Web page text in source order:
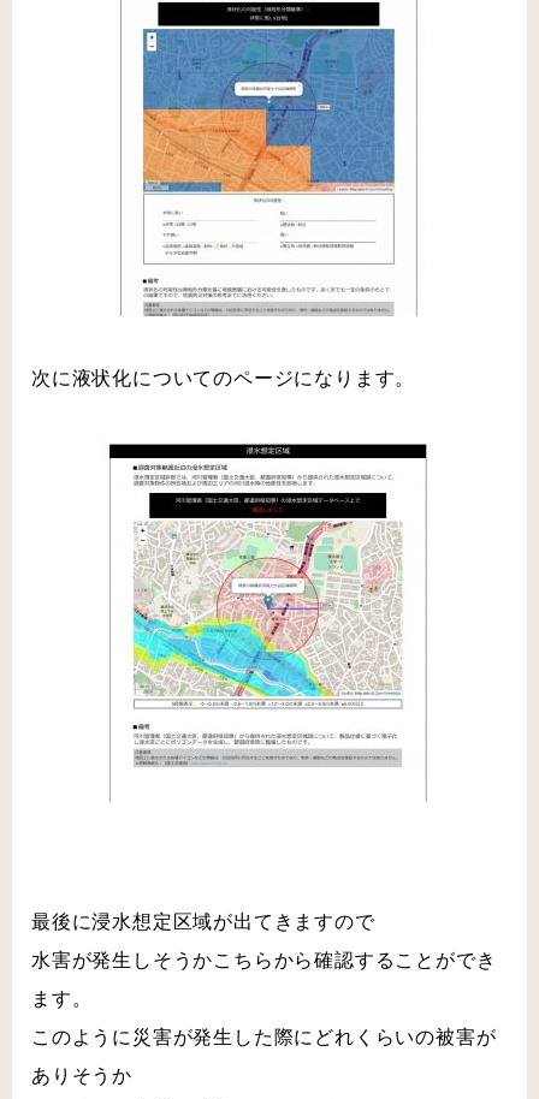
次に液状化についてのページになります。
最後に浸水想定区域が出てきますので
水害が発生しそうかこちらから確認することができ
ます。
このように災害が発生した際にどれくらいの被害が
ありそうか